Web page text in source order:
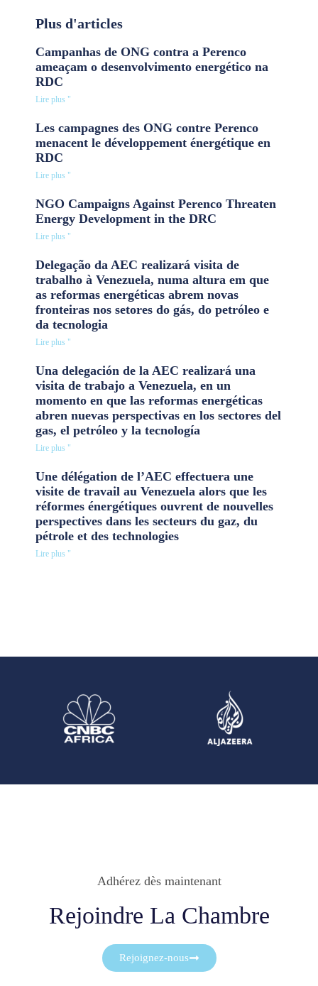
Plus d'articles
Campanhas de ONG contra a Perenco
ameaçam o desenvolvimento energético na
RDC
Lire plus "
Les campagnes des ONG contre Perenco
menacent le développement énergétique en
RDC
Lire plus "
NGO Campaigns Against Perenco Threaten
Energy Development in the DRC
Lire plus "
Delegação da AEC realizará visita de
trabalho à Venezuela, numa altura em que
as reformas energéticas abrem novas
fronteiras nos setores do gás, do petróleo e
da tecnologia
Lire plus "
Una delegación de la AEC realizará una
visita de trabajo a Venezuela, en un
momento en que las reformas energéticas
abren nuevas perspectivas en los sectores del
gas, el petróleo y la tecnología
Lire plus "
Une délégation de l’AEC effectuera une
visite de travail au Venezuela alors que les
réformes énergétiques ouvrent de nouvelles
perspectives dans les secteurs du gaz, du
pétrole et des technologies
Lire plus "
Adhérez dès maintenant
Rejoindre La Chambre
Rejoignez-nous